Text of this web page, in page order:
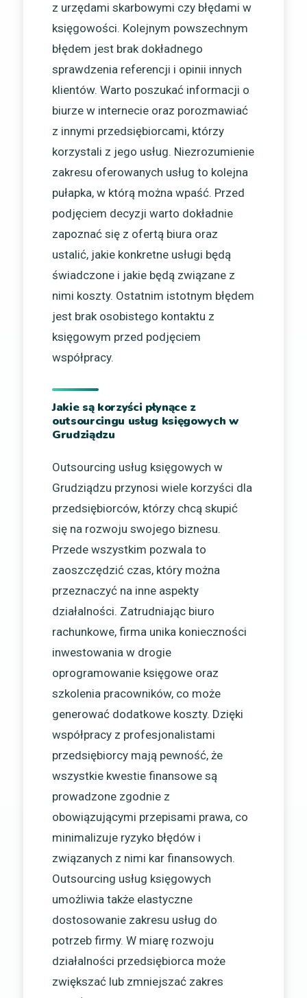
z urzędami skarbowymi czy błędami w
księgowości. Kolejnym powszechnym
błędem jest brak dokładnego
sprawdzenia referencji i opinii innych
klientów. Warto poszukać informacji o
biurze w internecie oraz porozmawiać
z innymi przedsiębiorcami, którzy
korzystali z jego usług. Niezrozumienie
zakresu oferowanych usług to kolejna
pułapka, w którą można wpaść. Przed
podjęciem decyzji warto dokładnie
zapoznać się z ofertą biura oraz
ustalić, jakie konkretne usługi będą
świadczone i jakie będą związane z
nimi koszty. Ostatnim istotnym błędem
jest brak osobistego kontaktu z
księgowym przed podjęciem
współpracy.
Jakie są korzyści płynące z
outsourcingu usług księgowych w
Grudziądzu
Outsourcing usług księgowych w
Grudziądzu przynosi wiele korzyści dla
przedsiębiorców, którzy chcą skupić
się na rozwoju swojego biznesu.
Przede wszystkim pozwala to
zaoszczędzić czas, który można
przeznaczyć na inne aspekty
działalności. Zatrudniając biuro
rachunkowe, firma unika konieczności
inwestowania w drogie
oprogramowanie księgowe oraz
szkolenia pracowników, co może
generować dodatkowe koszty. Dzięki
współpracy z profesjonalistami
przedsiębiorcy mają pewność, że
wszystkie kwestie finansowe są
prowadzone zgodnie z
obowiązującymi przepisami prawa, co
minimalizuje ryzyko błędów i
związanych z nimi kar finansowych.
Outsourcing usług księgowych
umożliwia także elastyczne
dostosowanie zakresu usług do
potrzeb firmy. W miarę rozwoju
działalności przedsiębiorca może
zwiększać lub zmniejszać zakres